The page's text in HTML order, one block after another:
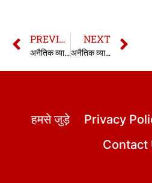
PREVIOUS
अनैतिक व्यापार अधिनियम 1956 की धारा 2 | Section 2 Immoral Traffic Act, 1956 In Hindi
NEXT
अनैतिक व्यापार अधिनियम की धारा 3 | 3 Immoral Traffic Act In Hindi
हमसे जुड़े Privacy
Contact